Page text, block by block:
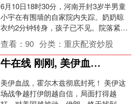
6月10日18时30分，河南开封3岁半男童
小宇在有围墙的自家院内失踪。奶奶晾
衣约2分钟转身，孩子已不见。院落紧邻
运粮河，距河岸约十余米。截至6月12日
下午，失联....
查看：90 分类：重庆配资炒股
牛在线 刚刚, 美伊血战4小时! 霍尔木兹海峡彻底封死!
美伊血战，霍尔木兹彻底封死！ 美伊这
场战争越打伊朗越自信，局面打得越